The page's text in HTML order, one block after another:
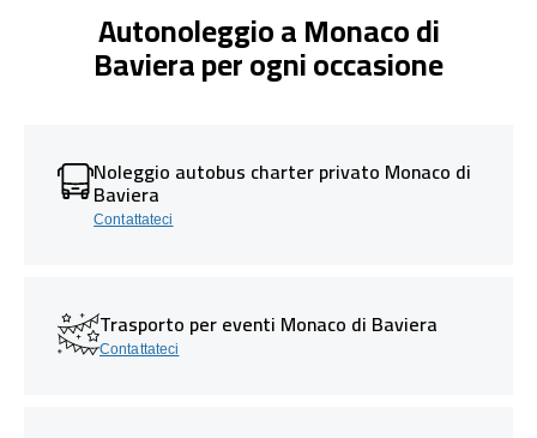
Autonoleggio a Monaco di
Baviera per ogni occasione
Noleggio autobus charter privato Monaco di
Baviera
Contattateci
Trasporto per eventi Monaco di Baviera
Contattateci